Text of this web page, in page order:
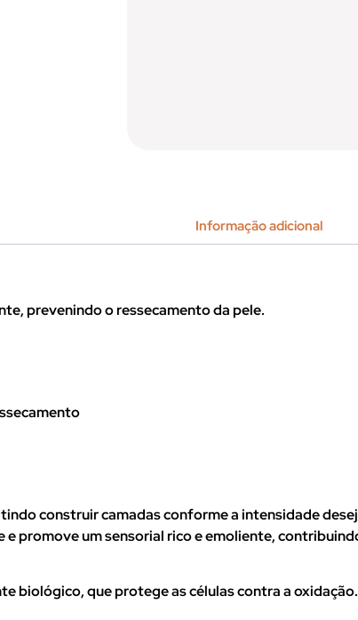
Informação adicional
prevenindo o ressecamento da pele.
construir camadas conforme a intensidade
promove um sensorial rico e emoliente,
biológico, que protege as células contra a oxidação.